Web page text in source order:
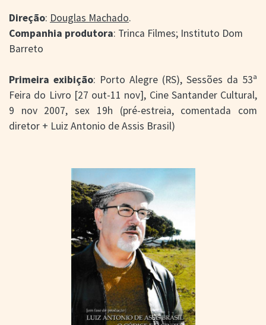
CONTATO E
LOCALIZAÇÃO
Direção: Douglas Machado.
Companhia produtora: Trinca Filmes; Instituto Dom
Barreto
Primeira exibição: Porto Alegre (RS), Sessões da 53ª
Feira do Livro [27 out-11 nov], Cine Santander Cultural,
9 nov 2007, sex 19h (pré-estreia, comentada com
diretor + Luiz Antonio de Assis Brasil)